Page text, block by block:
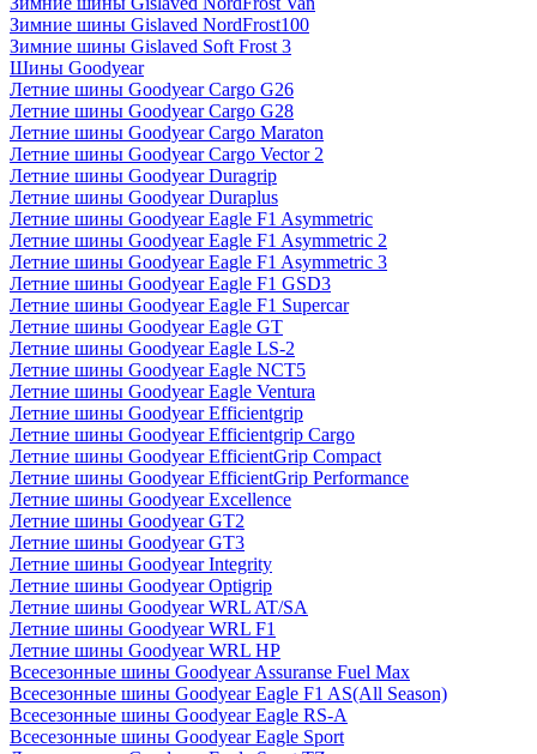
Зимние шины Gislaved NordFrost100
Зимние шины Gislaved Soft Frost 3
Шины Goodyear
Летние шины Goodyear Cargo G26
Летние шины Goodyear Cargo G28
Летние шины Goodyear Cargo Maraton
Летние шины Goodyear Cargo Vector 2
Летние шины Goodyear Duragrip
Летние шины Goodyear Duraplus
Летние шины Goodyear Eagle F1 Asymmetric
Летние шины Goodyear Eagle F1 Asymmetric 2
Летние шины Goodyear Eagle F1 Asymmetric 3
Летние шины Goodyear Eagle F1 GSD3
Летние шины Goodyear Eagle F1 Supercar
Летние шины Goodyear Eagle GT
Летние шины Goodyear Eagle LS-2
Летние шины Goodyear Eagle NCT5
Летние шины Goodyear Eagle Ventura
Летние шины Goodyear Efficientgrip
Летние шины Goodyear Efficientgrip Cargo
Летние шины Goodyear EfficientGrip Compact
Летние шины Goodyear EfficientGrip Performance
Летние шины Goodyear Excellence
Летние шины Goodyear GT2
Летние шины Goodyear GT3
Летние шины Goodyear Integrity
Летние шины Goodyear Optigrip
Летние шины Goodyear WRL AT/SA
Летние шины Goodyear WRL F1
Летние шины Goodyear WRL HP
Всесезонные шины Goodyear Assuranse Fuel Max
Всесезонные шины Goodyear Eagle F1 AS(All Season)
Всесезонные шины Goodyear Eagle RS-A
Всесезонные шины Goodyear Eagle Sport